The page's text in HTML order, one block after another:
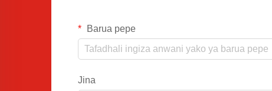
Barua pepe
Jina